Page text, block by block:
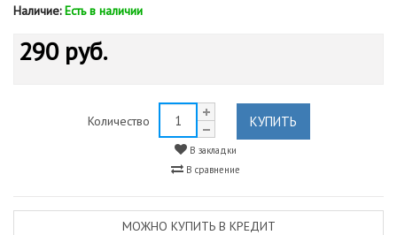
Наличие: Есть в наличии
290 руб.
Количество КУПИТЬ
В закладки
В сравнение
МОЖНО КУПИТЬ В КРЕДИТ